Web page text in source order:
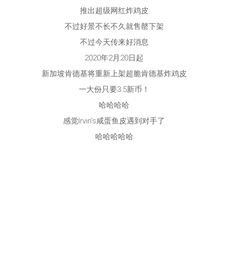
推出超级网红炸鸡皮
不过好景不长不久就售罄下架
不过今天传来好消息
2020年2月20日起
新加坡肯德基将重新上架超脆肯德基炸鸡皮
一大份只要3.5新币！
哈哈哈哈
感觉Irvin’s咸蛋鱼皮遇到对手了
哈哈哈哈哈